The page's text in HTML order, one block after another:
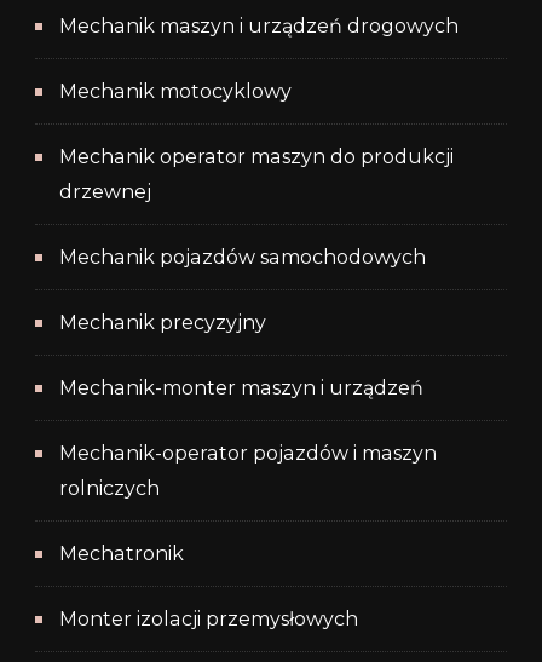
Mechanik maszyn i urządzeń drogowych
Mechanik motocyklowy
Mechanik operator maszyn do produkcji
drzewnej
Mechanik pojazdów samochodowych
Mechanik precyzyjny
Mechanik-monter maszyn i urządzeń
Mechanik-operator pojazdów i maszyn
rolniczych
Mechatronik
Monter izolacji przemysłowych